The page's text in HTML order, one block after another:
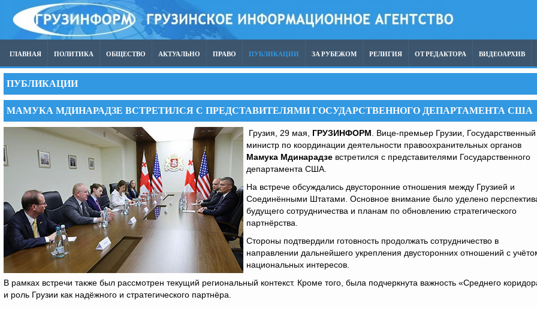
ГЛАВНАЯ ПОЛИТИКА ОБЩЕСТВО АКТУАЛЬНО ПРАВО ПУБЛИКАЦИИ ЗА РУБЕЖОМ РЕЛИГИЯ ОТ РЕДАКТОРА ВИДЕОАРХИВ
ПУБЛИКАЦИИ
МАМУКА МДИНАРАДЗЕ ВСТРЕТИЛСЯ С ПРЕДСТАВИТЕЛЯМИ ГОСУДАРСТВЕННОГО ДЕПАРТАМЕНТА США
Грузия, 29 мая, ГРУЗИНФОРМ . Вице-премьер Грузии, Государственный
министр по координации деятельности правоохранительных органов
Мамука Мдинарадзе встретился с представителями Государственного
департамента США.
На встрече обсуждались двусторонние отношения между Грузией и
Соединёнными Штатами. Основное внимание было уделено
будущего сотрудничества и планам по обновлению стратегического
партнёрства.
Стороны подтвердили готовность продолжать сотрудничество в
направлении дальнейшего укрепления двусторонних отношений с
национальных интересов.
В рамках встречи также был рассмотрен текущий региональный контекст. Кроме того, была подчеркнута важность «Среднего
и роль Грузии как надёжного и стратегического партнёра.